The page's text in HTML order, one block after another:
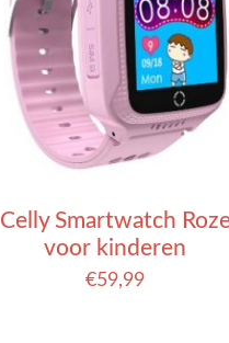
Celly Smartwatch
voor kinderen
€59,99